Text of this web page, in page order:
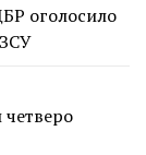
оголосило